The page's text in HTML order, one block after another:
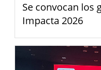
Se convocan los
Impacta 2026